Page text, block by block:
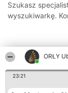
ORŁY
23:21
Szukasz
wyszukiwarkę.